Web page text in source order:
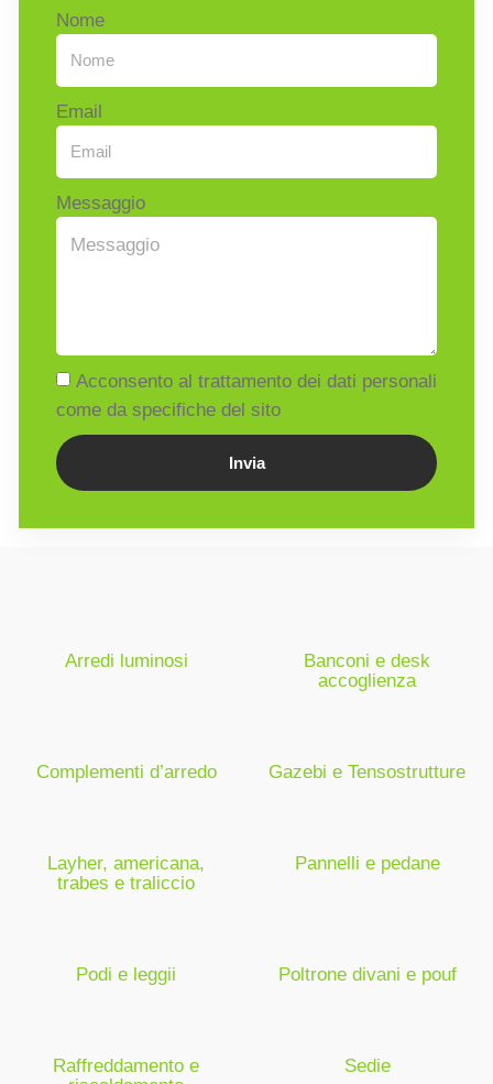
Nome
Email
Messaggio
Acconsento al trattamento dei dati personali
come da specifiche del sito
Invia
Arredi luminosi
Banconi e desk
accoglienza
Complementi d’arredo Gazebi e Tensostrutture
Layher, americana,
trabes e traliccio
Pannelli e pedane
Podi e leggii Poltrone divani e pouf
Raffreddamento e
Sedie